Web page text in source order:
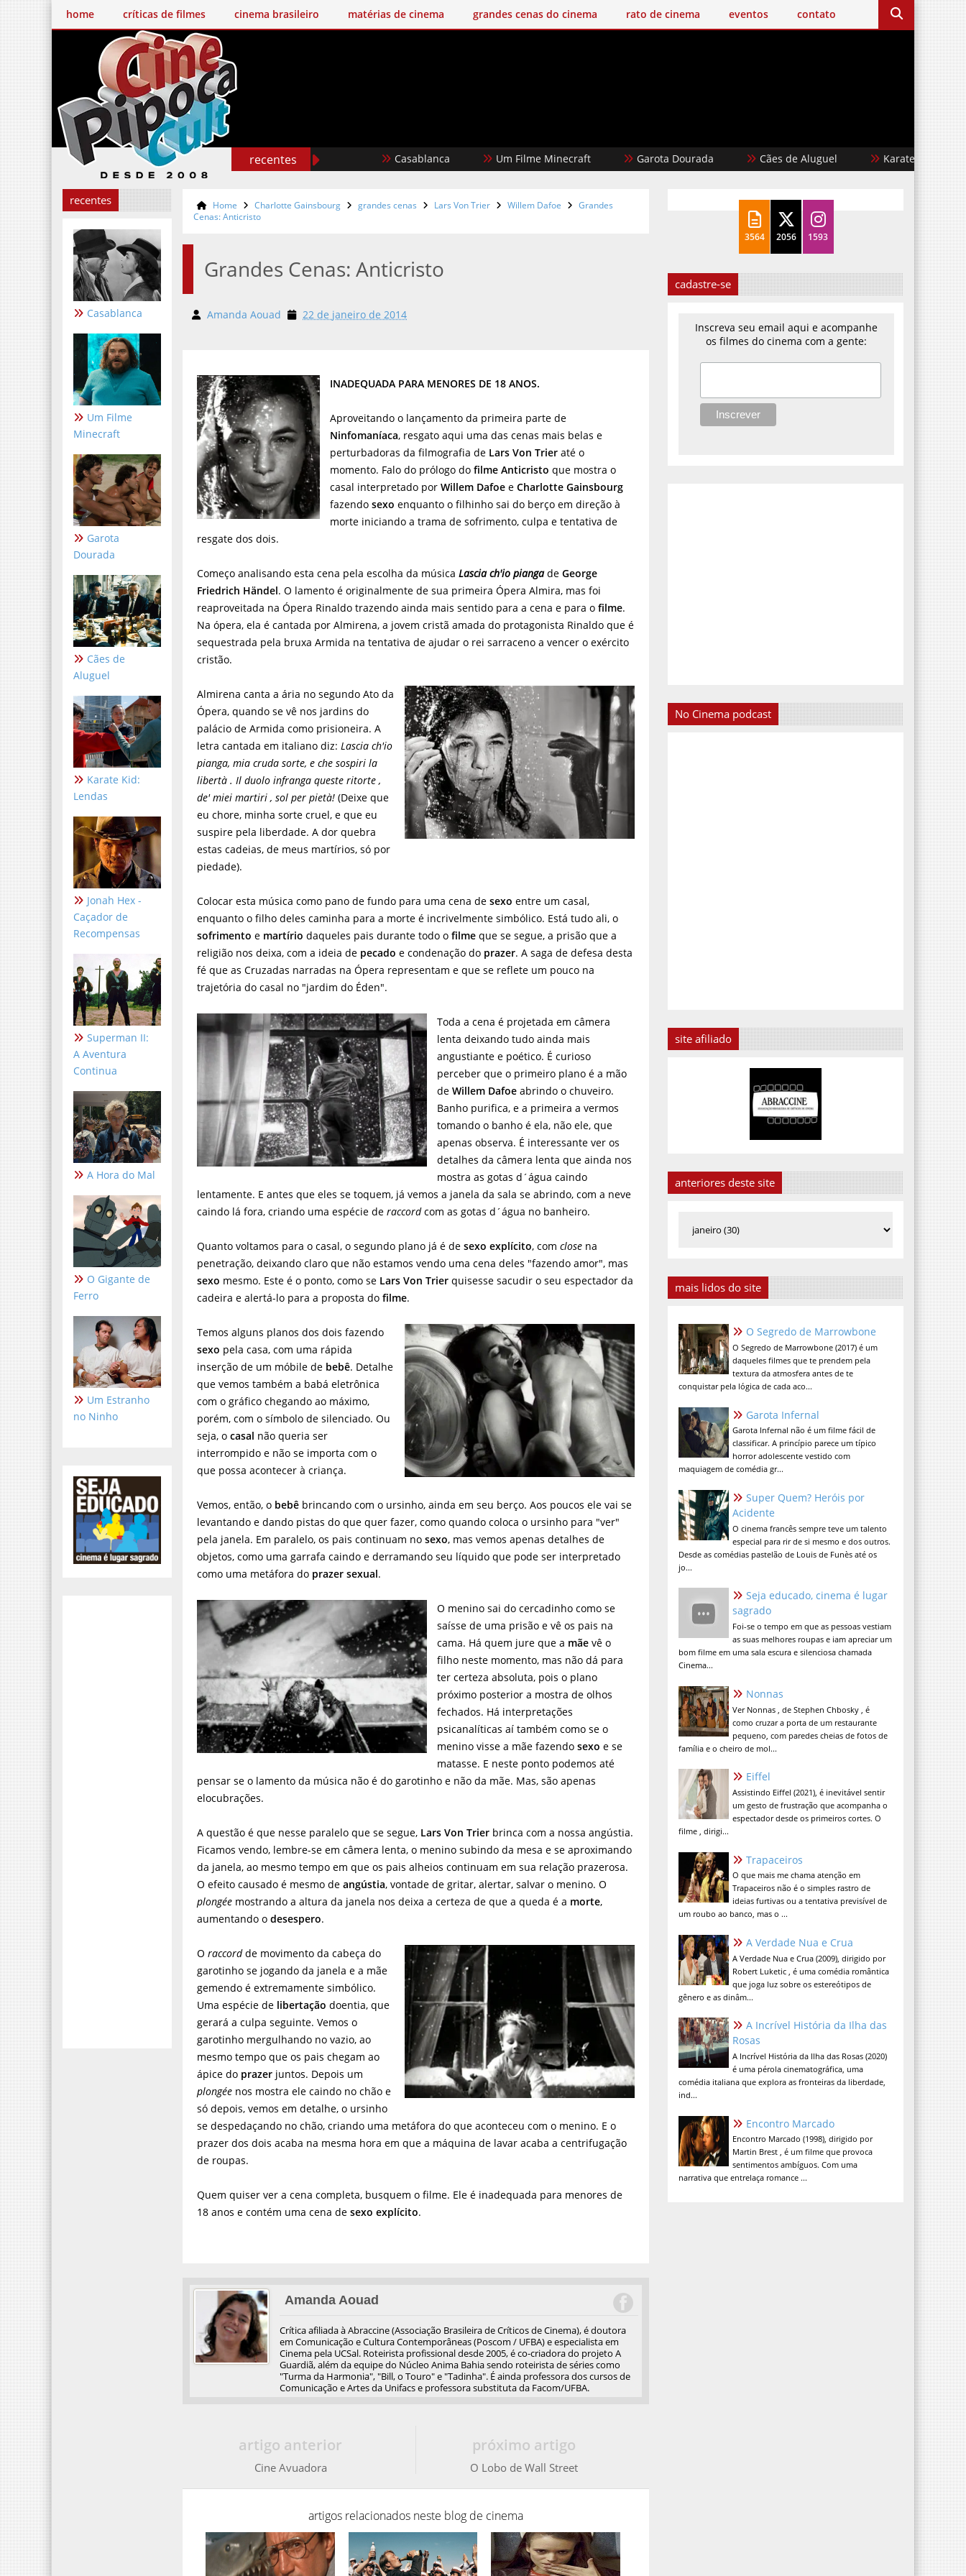
home críticas de filmes cinema brasileiro matérias de cinema grandes cenas do cinema rato de cinema eventos contato
recentes Casablanca Um Filme Minecraft Garota Dourada Cães de Aluguel Karate Kid: Lendas
recentes
Casablanca
Um Filme
Minecraft
Garota
Dourada
Cães de
Aluguel
Karate Kid:
Lendas
Jonah Hex -
Caçador de
Recompensas
Superman II:
A Aventura
Continua
A Hora do Mal
O Gigante de
Ferro
Um Estranho
no Ninho
Home Charlotte Gainsbourg grandes cenas Lars Von Trier Willem Dafoe
Grandes
Cenas: Anticristo
Grandes Cenas: Anticristo
Amanda Aouad 22 de janeiro de 2014
INADEQUADA PARA MENORES DE 18 ANOS.
Aproveitando o lançamento da primeira parte de
Ninfomaníaca, resgato aqui uma das cenas mais belas e
perturbadoras da filmografia de Lars Von Trier até o
momento. Falo do prólogo dofilme Anticristo que mostra o
casal interpretado porWillem Dafoe eCharlotte Gainsbourg
fazendosexo enquanto o filhinho sai do berço em direção à
morte iniciando a trama de sofrimento, culpa e tentativa de
resgate dos dois.
Começo analisando esta cena pela escolha da músicaLascia ch'io piangadeGeorge
Friedrich Händel. O lamento é originalmente de sua primeira Ópera Almira, mas foi
reaproveitada na Ópera Rinaldo trazendo ainda mais sentido para a cena e para ofilme.
Na ópera, ela é cantada por Almirena, a jovem cristã amada do protagonista Rinaldo que é
sequestrada pela bruxa Armida na tentativa de ajudar o rei sarraceno a vencer o exército
cristão.
Almirena canta a ária no segundo Ato da
Ópera, quando se vê nos jardins do
palácio de Armida como prisioneira. A
letra cantada em italiano diz:Lascia ch'io
pianga, mia cruda sorte, e che sospiri la
libertà . Il duolo infranga queste ritorte ,
de' miei martiri , sol per pietà! (Deixe que
eu chore, minha sorte cruel, e que eu
suspire pela liberdade. A dor quebra
estas cadeias, de meus martírios, só por
piedade).
Colocar esta música como pano de fundo para uma cena desexo entre um casal,
enquanto o filho deles caminha para a morte é incrivelmente simbólico. Está tudo ali, o
sofrimento e martírio daqueles pais durante todo ofilme que se segue, a prisão que a
religião nos deixa, com a ideia de pecado e condenação do prazer. A saga de defesa desta
fé que as Cruzadas narradas na Ópera representam e que se reflete um pouco na
trajetória do casal no "jardim do Éden".
Toda a cena é projetada em câmera
lenta deixando tudo ainda mais
angustiante e poético. É curioso
perceber que o primeiro plano é a mão
deWillem Dafoe abrindo o chuveiro.
Banho purifica, e a primeira a vermos
tomando o banho é ela, não ele, que
apenas observa. É interessante ver os
detalhes da câmera lenta que ainda nos
mostra as gotas d´água caindo
lentamente. E antes que eles se toquem, já vemos a janela da sala se abrindo, com a neve
caindo lá fora, criando uma espécie deraccordcom as gotas d´água no banheiro.
Quanto voltamos para o casal, o segundo plano já é desexo explícito, comclose na
penetração, deixando claro que não estamos vendo uma cena deles "fazendo amor", mas
sexo mesmo. Este é o ponto, como se Lars Von Trier quisesse sacudir o seu espectador da
cadeira e alertá-lo para a proposta dofilme.
Temos alguns planos dos dois fazendo
sexo pela casa, com uma rápida
inserção de um móbile de bebê. Detalhe
que vemos também a babá eletrônica
com o gráfico chegando ao máximo,
porém, com o símbolo de silenciado. Ou
seja, ocasal não queria ser
interrompido e não se importa com o
que possa acontecer à criança.
Vemos, então, o bebê brincando com o ursinho, ainda em seu berço. Aos poucos ele vai se
levantando e dando pistas do que quer fazer, como quando coloca o ursinho para "ver"
pela janela. Em paralelo, os pais continuam nosexo, mas vemos apenas detalhes de
objetos, como uma garrafa caindo e derramando seu líquido que pode ser interpretado
como uma metáfora do prazer sexual.
O menino sai do cercadinho como se
saísse de uma prisão e vê os pais na
cama. Há quem jure que a mãe vê o
filho neste momento, mas não dá para
ter certeza absoluta, pois o plano
próximo posterior a mostra de olhos
fechados. Há interpretações
psicanalíticas aí também como se o
menino visse a mãe fazendosexo e se
matasse. E neste ponto podemos até
pensar se o lamento da música não é do garotinho e não da mãe. Mas, são apenas
elocubrações.
A questão é que nesse paralelo que se segue, Lars Von Trier brinca com a nossa angústia.
Ficamos vendo, lembre-se em câmera lenta, o menino subindo da mesa e se aproximando
da janela, ao mesmo tempo em que os pais alheios continuam em sua relação prazerosa.
O efeito causado é mesmo deangústia, vontade de gritar, alertar, salvar o menino. O
plongée mostrando a altura da janela nos deixa a certeza de que a queda é a morte,
aumentando odesespero.
Oraccordde movimento da cabeça do
garotinho se jogando da janela e a mãe
gemendo é extremamente simbólico.
Uma espécie de libertação doentia, que
gerará a culpa seguinte. Vemos o
garotinho mergulhando no vazio, ao
mesmo tempo que os pais chegam ao
ápice do prazer juntos. Depois um
plongée nos mostra ele caindo no chão e
só depois, vemos em detalhe, o ursinho
se despedaçando no chão, criando uma metáfora do que aconteceu com o menino. E o
prazer dos dois acaba na mesma hora em que a máquina de lavar acaba a centrifugação
de roupas.
Quem quiser ver a cena completa, busquem o filme. Ele é inadequada para menores de
18 anos e contém uma cena desexo explícito.
Amanda Aouad
Crítica afiliada à Abraccine (Associação Brasileira de Críticos de Cinema), é doutora
em Comunicação e Cultura Contemporâneas (Poscom / UFBA) e especialista em
Cinema pela UCSal. Roteirista profissional desde 2005, é co-criadora do projeto A
Guardiã, além da equipe do Núcleo Anima Bahia sendo roteirista de séries como
"Turma da Harmonia", "Bill, o Touro" e "Tadinha". É ainda professora dos cursos de
Comunicação e Artes da Unifacs e professora substituta da Facom/UFBA.
próximo artigo
O Lobo de Wall Street
artigo anterior
Cine Avuadora
artigos relacionados neste blog de cinema
3564 2056 1593
cadastre-se
Inscreva seu email aqui e acompanhe
os filmes do cinema com a gente:
No Cinema podcast
site afiliado
anteriores deste site
mais lidos do site
O Segredo de Marrowbone
O Segredo de Marrowbone (2017) é um
daqueles filmes que te prendem pela
textura da atmosfera antes de te
conquistar pela lógica de cada aco...
Garota Infernal
Garota Infernal não é um filme fácil de
classificar. A princípio parece um típico
horror adolescente vestido com
maquiagem de comédia gr...
Super Quem? Heróis por
Acidente
O cinema francês sempre teve um talento
especial para rir de si mesmo e dos outros.
Desde as comédias pastelão de Louis de Funès até os
jo...
Seja educado, cinema é lugar
sagrado
Foi-se o tempo em que as pessoas vestiam
as suas melhores roupas e iam apreciar um
bom filme em uma sala escura e silenciosa chamada
Cinema...
Nonnas
Ver Nonnas , de Stephen Chbosky , é
como cruzar a porta de um restaurante
pequeno, com paredes cheias de fotos de
família e o cheiro de mol...
Eiffel
Assistindo Eiffel (2021), é inevitável sentir
um gesto de frustração que acompanha o
espectador desde os primeiros cortes. O
filme , dirigi...
Trapaceiros
O que mais me chama atenção em
Trapaceiros não é o simples rastro de
ideias furtivas ou a tentativa previsível de
um roubo ao banco, mas o ...
A Verdade Nua e Crua
A Verdade Nua e Crua (2009), dirigido por
Robert Luketic , é uma comédia romântica
que joga luz sobre os estereótipos de
gênero e as dinâm...
A Incrível História da Ilha das
Rosas
A Incrível História da Ilha das Rosas (2020)
é uma pérola cinematográfica, uma
comédia italiana que explora as fronteiras da liberdade,
ind...
Encontro Marcado
Encontro Marcado (1998), dirigido por
Martin Brest , é um filme que provoca
sentimentos ambíguos. Com uma
narrativa que entrelaça romance ...